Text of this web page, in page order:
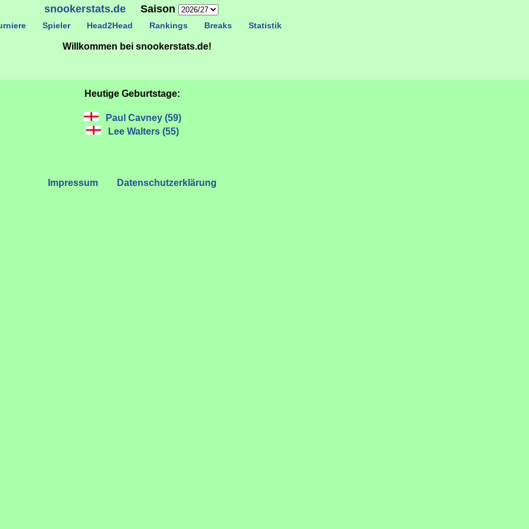
snookerstats.deSaison
Spieler Head2Head Rankings Breaks Statistik
Willkommen bei snookerstats.de!
Heutige Geburtstage:
Paul Cavney (59)
Lee Walters (55)
Impressum Datenschutzerklärung